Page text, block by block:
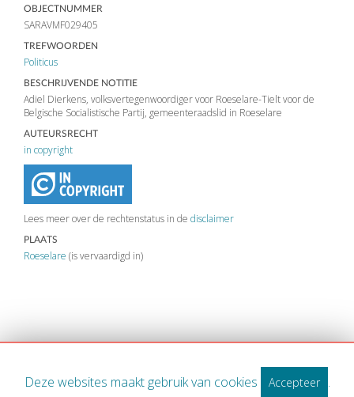
OBJECTNUMMER
SARAVMF029405
TREFWOORDEN
Politicus
BESCHRIJVENDE NOTITIE
Adiel Dierkens, volksvertegenwoordiger voor Roeselare-Tielt voor de
Belgische Socialistische Partij, gemeenteraadslid in Roeselare
AUTEURSRECHT
in copyright
Lees meer over de rechtenstatus in de disclaimer
PLAATS
Roeselare (is vervaardigd in)
WWW.MIDWEST.BE
Deze websites maakt gebruik van cookies Accepteer .